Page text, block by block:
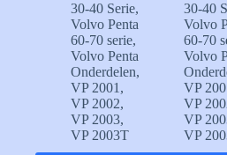
30-40 Serie,
Volvo Penta
60-70 serie,
Volvo Penta
Onderdelen,
VP 2001 ,
VP 2002,
VP 2003,
VP 2003T
30-40
Volvo
60-70
Volvo
VP
VP
VP
VP